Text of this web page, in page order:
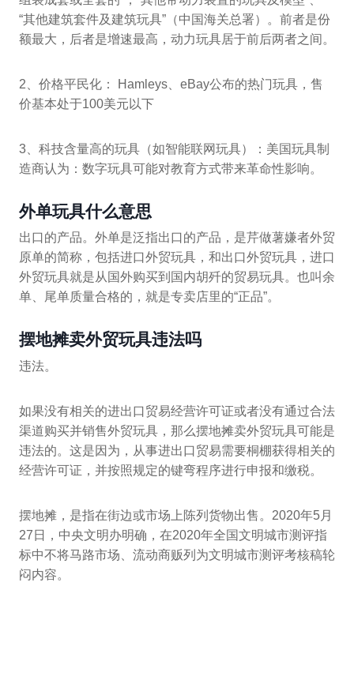
“其他建筑套件及建筑玩具”（中国海关总署）。前者是份
额最大，后者是增速最高，动力玩具居于前后两者之间。
2、价格平民化： Hamleys、eBay公布的热门玩具，售
价基本处于100美元以下
3、科技含量高的玩具（如智能联网玩具）：美国玩具制
造商认为：数字玩具可能对教育方式带来革命性影响。
外单玩具什么意思
出口的产品。外单是泛指出口的产品，是芹做薯嫌者外贸
原单的简称，包括进口外贸玩具，和出口外贸玩具，进口
外贸玩具就是从国外购买到国内胡歼的贸易玩具。也叫余
单、尾单质量合格的，就是专卖店里的“正品”。
摆地摊卖外贸玩具违法吗
违法。
如果没有相关的进出口贸易经营许可证或者没有通过合法
渠道购买并销售外贸玩具，那么摆地摊卖外贸玩具可能是
违法的。这是因为，从事进出口贸易需要桐棚获得相关的
经营许可证，并按照规定的键弯程序进行申报和缴税。
摆地摊，是指在街边或市场上陈列货物出售。2020年5月
27日，中央文明办明确，在2020年全国文明城市测评指
标中不将马路市场、流动商贩列为文明城市测评考核稿轮
闷内容。